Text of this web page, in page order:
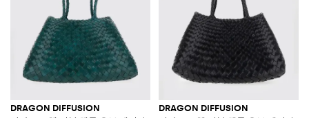
DRAGON DIFFUSION DRAGON DIFFUSION